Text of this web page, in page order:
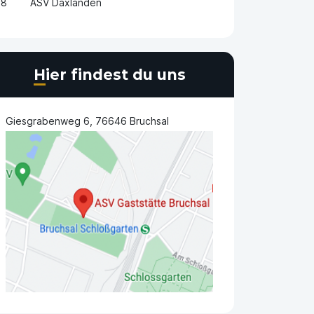
8 ASV Daxlanden
Hier findest du uns
Giesgrabenweg 6, 76646 Bruchsal